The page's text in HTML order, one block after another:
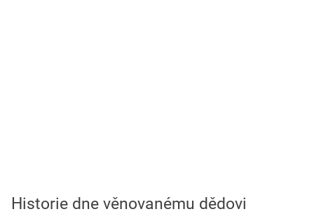
Historie dne věnovanému dědovi